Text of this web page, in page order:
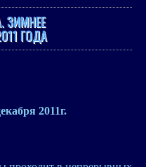
ЗИМНЕЕ
ГОДА
2011г.